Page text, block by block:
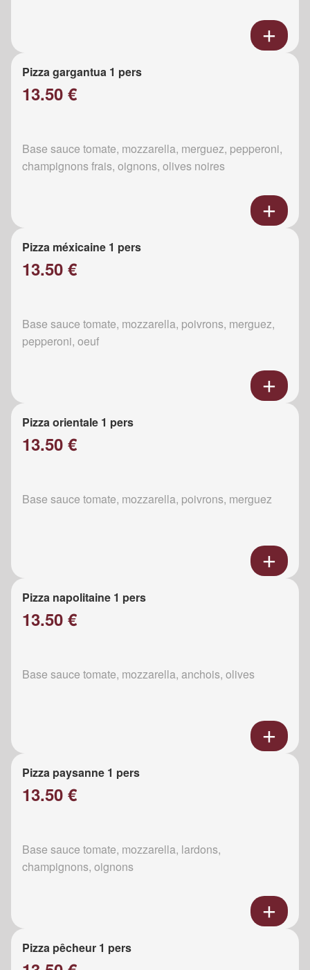
Pizza gargantua 1 pers
13.50 €
Base sauce tomate, mozzarella, merguez, pepperoni,
champignons frais, oignons, olives noires
Pizza méxicaine 1 pers
13.50 €
Base sauce tomate, mozzarella, poivrons, merguez,
pepperoni, oeuf
Pizza orientale 1 pers
13.50 €
Base sauce tomate, mozzarella, poivrons, merguez
Pizza napolitaine 1 pers
13.50 €
Base sauce tomate, mozzarella, anchois, olives
Pizza paysanne 1 pers
13.50 €
Base sauce tomate, mozzarella, lardons,
champignons, oignons
Pizza pêcheur 1 pers